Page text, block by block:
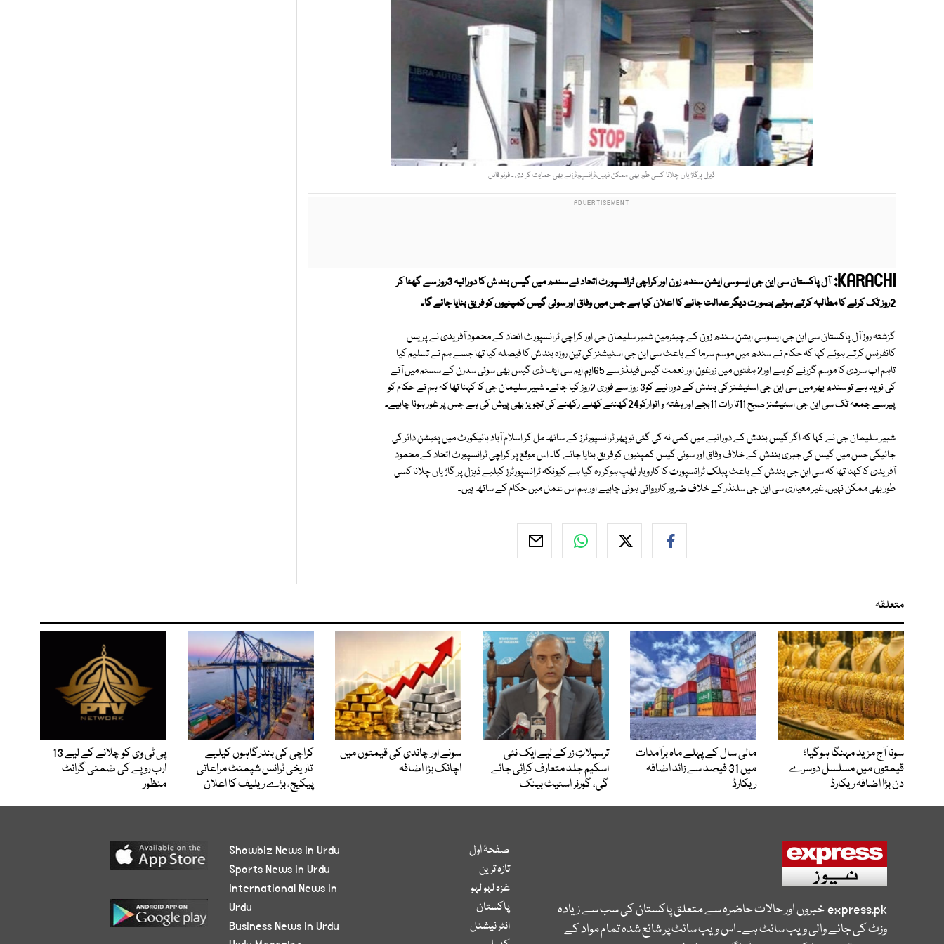
ڈیزل پرگاڑیاں چلانا کسی طور بھی ممکن نہیں،ٹرانسپورٹرزنے بھی حمایت کر دی ۔ فوٹو فائل
KARACHI:
آل پاکستان سی این جی ایسوسی ایشن سندھ زون اور کراچی ٹرانسپورٹ اتحاد نے سندھ میں گیس بند ش کا دورانیہ 3روز سے گھٹا کر
2روز تک کرنے کا مطالبہ کرتے ہوئے بصورت دیگر عدالت جانے کا اعلان کیا ہے جس میں وفاق اور سوئی گیس کمپنیوں کو فریق بنایا جائے گا۔
گزشتہ روز آل پاکستان سی این جی ایسوسی ایشن سندھ زون کے چیئرمین شبیر سلیمان جی اور کراچی ٹرانسپورٹ اتحاد کے محمود آفریدی نے پریس
کانفرنس کرتے ہوئے کہا کہ حکام نے سندھ میں موسم سرما کے باعث سی این جی اسٹیشنز کی تین روزہ بند ش کا فیصلہ کیا تھا جسے ہم نے تسلیم کیا
تاہم اب سردی کا موسم گزرنے کو ہے اور2 ہفتوں میں زرغون اور نعمت گیس فیلڈز سے 65ایم ایم سی ایف ڈی گیس بھی سوئی سدرن کے سسٹم میں آنے
کی نوید ہے تو سندھ بھر میں سی این جی اسٹیشنز کی بندش کے دورانیے کو3 روز سے فوری 2روز کیا جائے۔ شبیر سلیمان جی کا کہنا تھا کہ ہم نے حکام کو
پیرسے جمعہ تک سی این جی اسٹیشنز صبح 11تا رات 11بجے اور ہفتہ و اتوارکو24گھنٹے کھلے رکھنے کی تجویز بھی پیش کی ہے جس پر غور ہونا چاہیے۔
شبیر سلیمان جی نے کہا کہ اگر گیس بندش کے دورانیے میں کمی نہ کی گئی تو پھر ٹرانسپورٹرز کے ساتھ مل کر اسلام آباد ہائیکورٹ میں پٹیشن دائر کی
جائیگی جس میں گیس کی جبری بندش کے خلاف وفاق اور سوئی گیس کمپنیوں کو فریق بنایا جائے گا۔ اس موقع پر کراچی ٹرانسپورٹ اتحاد کے محمود
آفریدی کاکہنا تھا کہ سی این جی بندش کے باعث پبلک ٹرانسپورٹ کا کاروبار ٹھپ ہوکر رہ گیا ہے کیونکہ ٹرانسپورٹرز کیلیے ڈیزل پر گاڑیاں چلانا کسی
طور بھی ممکن نہیں، غیر معیاری سی این جی سلنڈر کے خلاف ضرور کارروائی ہونی چاہیے اور ہم اس عمل میں حکام کے ساتھ ہیں۔
متعلقہ
سونا آج مزید مہنگا ہوگیا؛
قیمتوں میں مسلسل دوسرے
دن بڑا اضافہ ریکارڈ
مالی سال کے پہلے ماہ برآمدات
میں 31 فیصد سے زائد اضافہ
ریکارڈ
ترسیلاتِ زر کے لیے ایک نئی
اسکیم جلد متعارف کرائی جائے
گی، گورنر اسٹیٹ بینک
سونے اور چاندی کی قیمتوں میں
اچانک بڑا اضافہ
کراچی کی بندرگاہوں کیلیے
تاریخی ٹرانس شپمنٹ مراعاتی
پیکیج، بڑے ریلیف کا اعلان
پی ٹی وی کو چلانے کے لیے 13
ارب روپے کی ضمنی گرانٹ
منظور
express.pkخبروں اور حالات حاضرہ سے متعلق پاکستان کی سب سے زیادہ
وزٹ کی جانے والی ویب سائٹ ہے۔ اس ویب سائٹ پر شائع شدہ تمام مواد کے
صفحۂ اول
تازہ ترین
غزہ لہو لہو
پاکستان
انٹر نیشنل
Showbiz News in Urdu
Sports News in Urdu
International News in
Urdu
Business News in Urdu